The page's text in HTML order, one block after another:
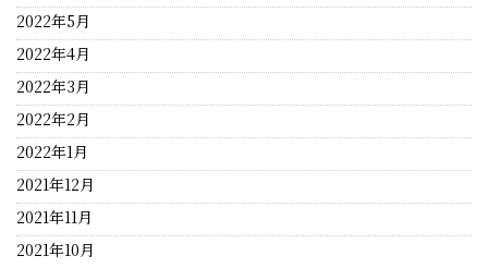
2022年5月
2022年4月
2022年3月
2022年2月
2022年1月
2021年12月
2021年11月
2021年10月